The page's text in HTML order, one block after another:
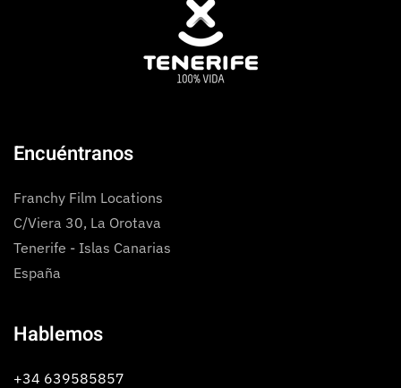
Encuéntranos
Franchy Film Locations
C/Viera 30, La Orotava
Tenerife - Islas Canarias
España
Hablemos
+34 639585857